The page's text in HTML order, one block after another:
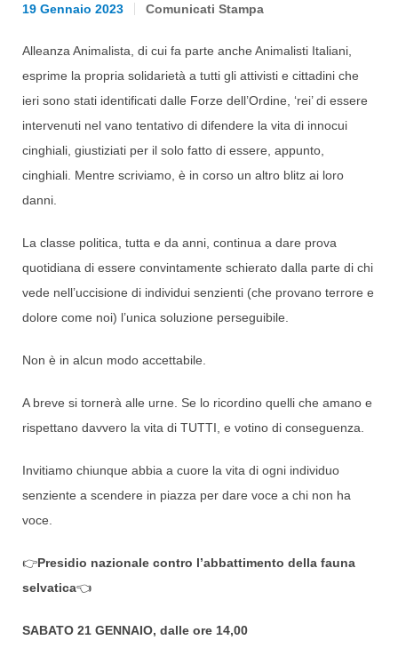
19 Gennaio 2023 Comunicati Stampa
Alleanza Animalista, di cui fa parte anche Animalisti Italiani,
esprime la propria solidarietà a tutti gli attivisti e cittadini che
ieri sono stati identificati dalle Forze dell’Ordine, ‘rei’ di essere
intervenuti nel vano tentativo di difendere la vita di innocui
cinghiali, giustiziati per il solo fatto di essere, appunto,
cinghiali. Mentre scriviamo, è in corso un altro blitz ai loro
danni.
La classe politica, tutta e da anni, continua a dare prova
quotidiana di essere convintamente schierato dalla parte di chi
vede nell’uccisione di individui senzienti (che provano terrore e
dolore come noi) l’unica soluzione perseguibile.
Non è in alcun modo accettabile.
A breve si tornerà alle urne. Se lo ricordino quelli che amano e
rispettano davvero la vita di TUTTI, e votino di conseguenza.
Invitiamo chiunque abbia a cuore la vita di ogni individuo
senziente a scendere in piazza per dare voce a chi non ha
voce.
👉Presidio nazionale contro l’abbattimento della fauna
selvatica👈
SABATO 21 GENNAIO, dalle ore 14,00